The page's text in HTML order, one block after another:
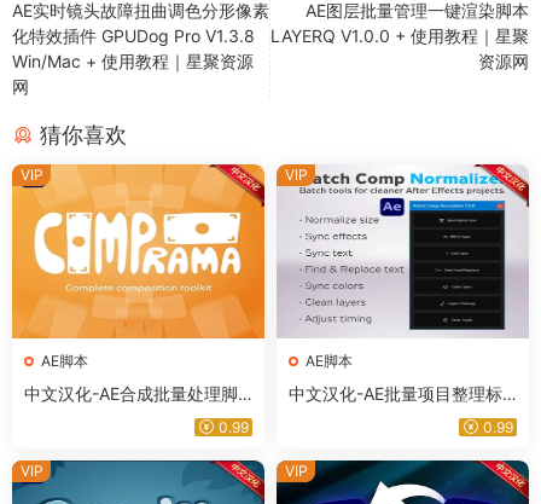
AE实时镜头故障扭曲调色分形像素
化特效插件 GPUDog Pro V1.3.8
Win/Mac + 使用教程｜星聚资源
网
AE图层批量管理一键渲染脚本
LAYERQ V1.0.0 + 使用教程｜星聚
资源网
猜你喜欢
AE脚本
中文汉化-AE合成批量处理脚
本 COMP-O-RAMA v1.1.0 +0.99
VIP
AE脚本
中文汉化-AE批量项目整理标
准化管理脚本 Batch Comp N
ormalizer v1.0.0 + 使用教程
0.99
VIP
VIP VIP